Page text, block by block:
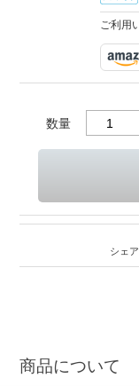
ご利用
数量
シェ
商品について